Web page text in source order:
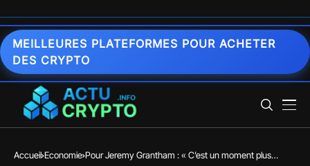
MEILLEURES PLATEFORMES POUR ACHETER
DES CRYPTO
Accueil Economie Pour Jeremy Grantham : « C’est un moment plus